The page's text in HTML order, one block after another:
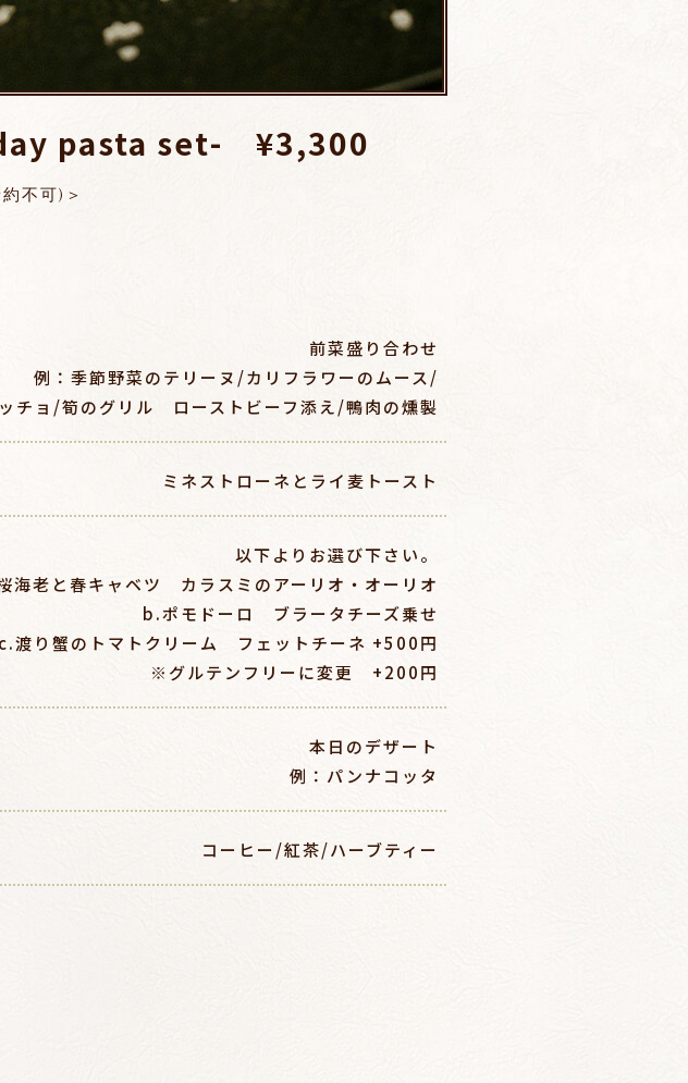
pasta set- ¥3,300
不可) ＞
前菜盛り合わせ
例：季節野菜のテリーヌ/カリフラワーのムース/
チョ/筍のグリル ローストビーフ添え/鴨肉の燻製
ミネストローネとライ麦トースト
以下よりお選び下さい。
海老と春キャベツ カラスミのアーリオ・オーリオ
b.ポモドーロ ブラータチーズ乗せ
c.渡り蟹のトマトクリーム フェットチーネ +500円
※グルテンフリーに変更 +200円
本日のデザート
例：パンナコッタ
コーヒー/紅茶/ハーブティー